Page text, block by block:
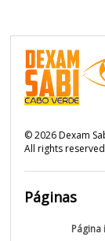
©2026Dexam
All rights
Páginas
Página